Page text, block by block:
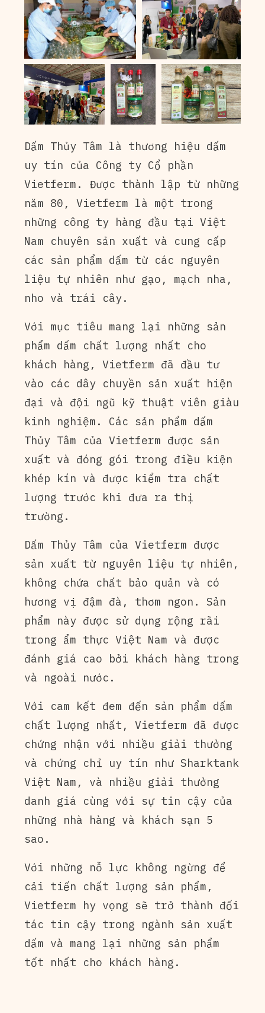
Dấm Thủy Tâm là thương hiệu dấm
uy tín của Công ty Cổ phần
Vietferm. Được thành lập từ những
năm 80, Vietferm là một trong
những công ty hàng đầu tại Việt
Nam chuyên sản xuất và cung cấp
các sản phẩm dấm từ các nguyên
liệu tự nhiên như gạo, mạch nha,
nho và trái cây.
Với mục tiêu mang lại những sản
phẩm dấm chất lượng nhất cho
khách hàng, Vietferm đã đầu tư
vào các dây chuyền sản xuất hiện
đại và đội ngũ kỹ thuật viên giàu
kinh nghiệm. Các sản phẩm dấm
Thủy Tâm của Vietferm được sản
xuất và đóng gói trong điều kiện
khép kín và được kiểm tra chất
lượng trước khi đưa ra thị
trường.
Dấm Thủy Tâm của Vietferm được
sản xuất từ nguyên liệu tự nhiên,
không chứa chất bảo quản và có
hương vị đậm đà, thơm ngon. Sản
phẩm này được sử dụng rộng rãi
trong ẩm thực Việt Nam và được
đánh giá cao bởi khách hàng trong
và ngoài nước.
Với cam kết đem đến sản phẩm dấm
chất lượng nhất, Vietferm đã được
chứng nhận với nhiều giải thưởng
và chứng chỉ uy tín như Sharktank
Việt Nam, và nhiều giải thưởng
danh giá cùng với sự tin cậy của
những nhà hàng và khách sạn 5
sao.
Với những nỗ lực không ngừng để
cải tiến chất lượng sản phẩm,
Vietferm hy vọng sẽ trở thành đối
tác tin cậy trong ngành sản xuất
dấm và mang lại những sản phẩm
tốt nhất cho khách hàng.